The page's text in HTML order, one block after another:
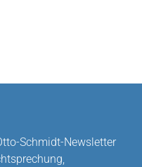
Schmidt-Newsletter